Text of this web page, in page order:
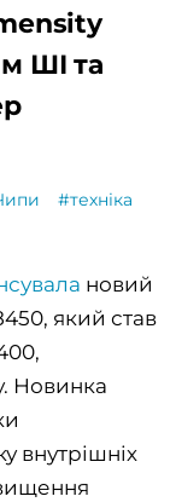
ШІ та
#техніка
новий
який став
Новинка
внутрішніх